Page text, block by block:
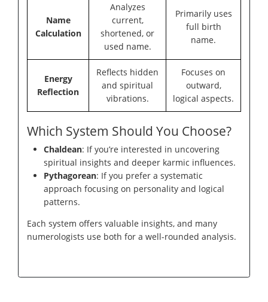
Name
Calculation
Analyzes
current,
shortened, or
used name.
Primarily uses
full birth
name.
Energy
Reflection
Reflects hidden
and spiritual
vibrations.
Focuses on
outward,
logical aspects.
Which System Should You Choose?
Chaldean: If you’re interested in uncovering
spiritual insights and deeper karmic influences.
Pythagorean: If you prefer a systematic
approach focusing on personality and logical
patterns.
Each system offers valuable insights, and many
numerologists use both for a well-rounded analysis.